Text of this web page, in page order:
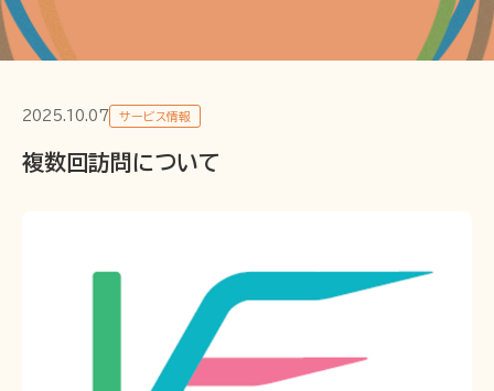
2025.10.07 サービス情報
複数回訪問について